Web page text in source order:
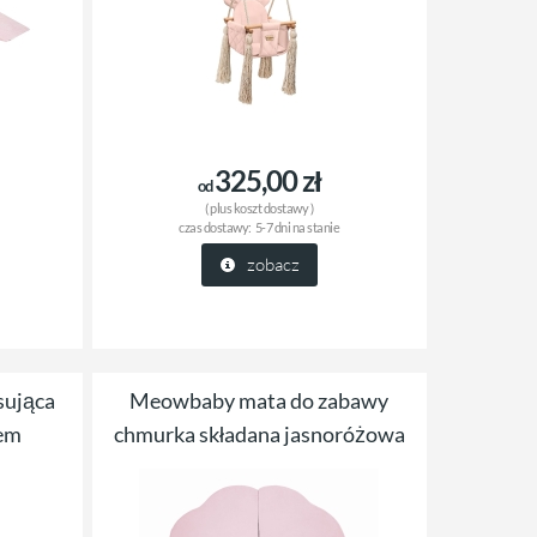
od325,00 zł
( pluskoszt dostawy)
czas dostawy: 5-7 dni na stanie
zobacz
Meowbaby mata do zabawy
chmurka składana jasnoróżowa